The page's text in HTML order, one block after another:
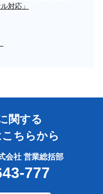
対応」
関する
ちらから
会社 営業総括部
777